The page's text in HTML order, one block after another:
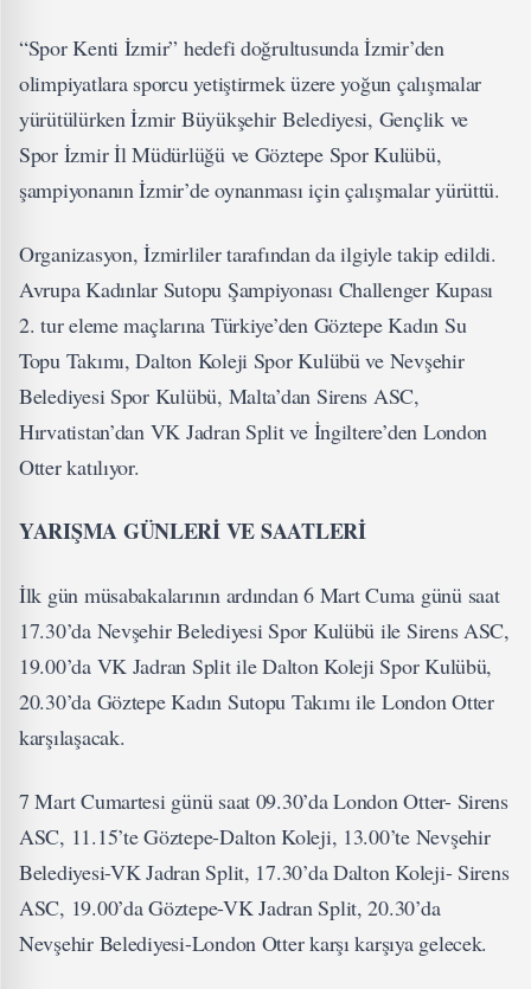
“Spor Kenti İzmir” hedefi doğrultusunda İzmir’den
olimpiyatlara sporcu yetiştirmek üzere yoğun çalışmalar
yürütülürken İzmir Büyükşehir Belediyesi, Gençlik ve
Spor İzmir İl Müdürlüğü ve Göztepe Spor Kulübü,
şampiyonanın İzmir’de oynanması için çalışmalar yürüttü.
Organizasyon, İzmirliler tarafından da ilgiyle takip edildi.
Avrupa Kadınlar Sutopu Şampiyonası Challenger Kupası
2. tur eleme maçlarına Türkiye’den Göztepe Kadın Su
Topu Takımı, Dalton Koleji Spor Kulübü ve Nevşehir
Belediyesi Spor Kulübü, Malta’dan Sirens ASC,
Hırvatistan’dan VK Jadran Split ve İngiltere’den London
Otter katılıyor.
YARIŞMA GÜNLERİ VE SAATLERİ
İlk gün müsabakalarının ardından 6 Mart Cuma günü saat
17.30’da Nevşehir Belediyesi Spor Kulübü ile Sirens ASC,
19.00’da VK Jadran Split ile Dalton Koleji Spor Kulübü,
20.30’da Göztepe Kadın Sutopu Takımı ile London Otter
karşılaşacak.
7 Mart Cumartesi günü saat 09.30’da London Otter- Sirens
ASC, 11.15’te Göztepe-Dalton Koleji, 13.00’te Nevşehir
Belediyesi-VK Jadran Split, 17.30’da Dalton Koleji- Sirens
ASC, 19.00’da Göztepe-VK Jadran Split, 20.30’da
Nevşehir Belediyesi-London Otter karşı karşıya gelecek.